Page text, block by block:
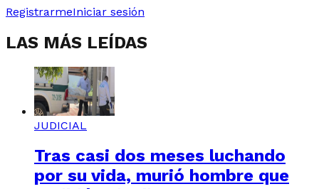
RegistrarmeIniciar sesión
LAS MÁS LEÍDAS
JUDICIAL
Tras casi dos meses luchando
por su vida, murió hombre que